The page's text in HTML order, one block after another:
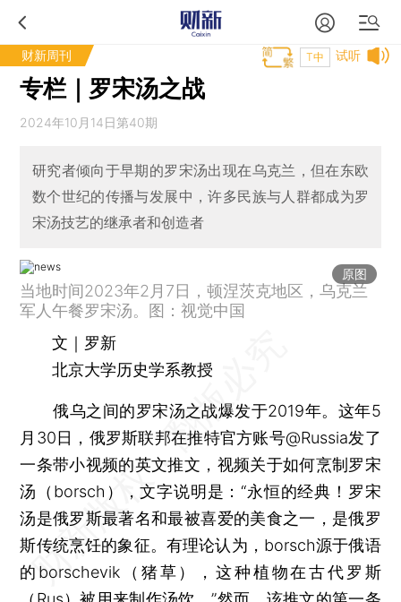
财新周刊 试听
T中
专栏｜罗宋汤之战
2024年10月14日第40期
研究者倾向于早期的罗宋汤出现在乌克兰，但在东欧
数个世纪的传播与发展中，许多民族与人群都成为罗
宋汤技艺的继承者和创造者
原图
当地时间2023年2月7日，顿涅茨克地区，乌克兰
军人午餐罗宋汤。图：视觉中国
文｜罗新
北京大学历史学系教授
俄乌之间的罗宋汤之战爆发于2019年。这年5
月30日，俄罗斯联邦在推特官方账号@Russia发了
一条带小视频的英文推文，视频关于如何烹制罗宋
汤（borsch），文字说明是：“永恒的经典！罗宋
汤是俄罗斯最著名和最被喜爱的美食之一，是俄罗
斯传统烹饪的象征。有理论认为，borsch源于俄语
的borschevik（猪草），这种植物在古代罗斯